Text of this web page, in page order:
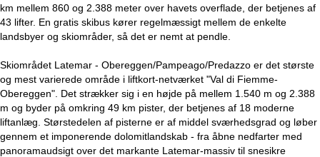
km mellem 860 og 2.388 meter over havets overflade, der betjenes af
43 lifter. En gratis skibus kører regelmæssigt mellem de enkelte
landsbyer og skiområder, så det er nemt at pendle.
Skiområdet Latemar - Obereggen/Pampeago/Predazzo er det største
og mest varierede område i liftkort-netværket "Val di Fiemme-
Obereggen". Det strækker sig i en højde på mellem 1.540 m og 2.388
m og byder på omkring 49 km pister, der betjenes af 18 moderne
liftanlæg. Størstedelen af pisterne er af middel sværhedsgrad og løber
gennem et imponerende dolomitlandskab - fra åbne nedfarter med
panoramaudsigt over det markante Latemar-massiv til snesikre